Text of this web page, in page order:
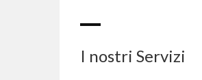
I nostri Servizi